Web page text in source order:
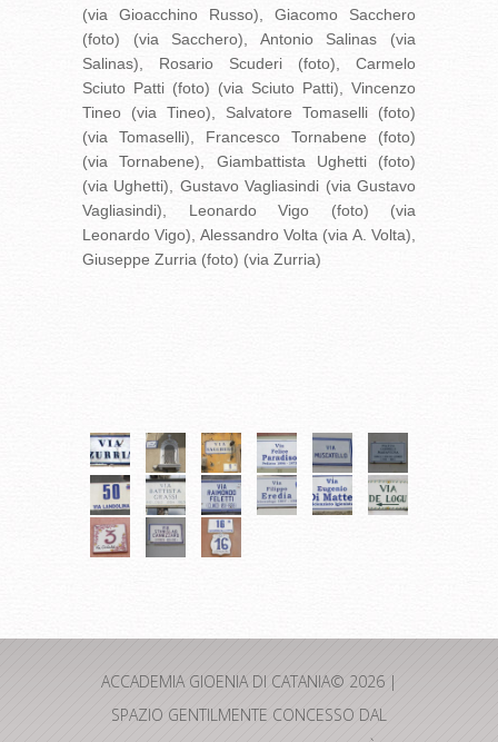
(via Gioacchino Russo), Giacomo Sacchero
(foto) (via Sacchero), Antonio Salinas (via
Salinas), Rosario Scuderi (foto), Carmelo
Sciuto Patti (foto) (via Sciuto Patti), Vincenzo
Tineo (via Tineo), Salvatore Tomaselli (foto)
(via Tomaselli), Francesco Tornabene (foto)
(via Tornabene), Giambattista Ughetti (foto)
(via Ughetti), Gustavo Vagliasindi (via Gustavo
Vagliasindi), Leonardo Vigo (foto) (via
Leonardo Vigo), Alessandro Volta (via A. Volta),
Giuseppe Zurria (foto) (via Zurria)
ACCADEMIA GIOENIA DI CATANIA© 2026 |
SPAZIO GENTILMENTE CONCESSO DAL